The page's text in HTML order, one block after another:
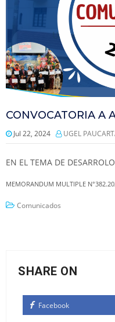
CONVOCATORIA A
Jul 22, 2024 UGEL
EN EL TEMA DE
MEMORANDUM MULTIPLE
Comunicados
SHARE ON
Facebook